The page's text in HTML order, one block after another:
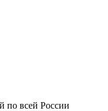
по всей России